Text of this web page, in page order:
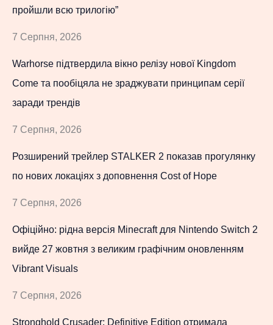
пройшли всю трилогію”
7 Серпня, 2026
Warhorse підтвердила вікно релізу нової Kingdom
Come та пообіцяла не зраджувати принципам серії
заради трендів
7 Серпня, 2026
Розширений трейлер STALKER 2 показав прогулянку
по нових локаціях з доповнення Cost of Hope
7 Серпня, 2026
Офіційно: рідна версія Minecraft для Nintendo Switch 2
вийде 27 жовтня з великим графічним оновленням
Vibrant Visuals
7 Серпня, 2026
Stronghold Crusader: Definitive Edition отримала